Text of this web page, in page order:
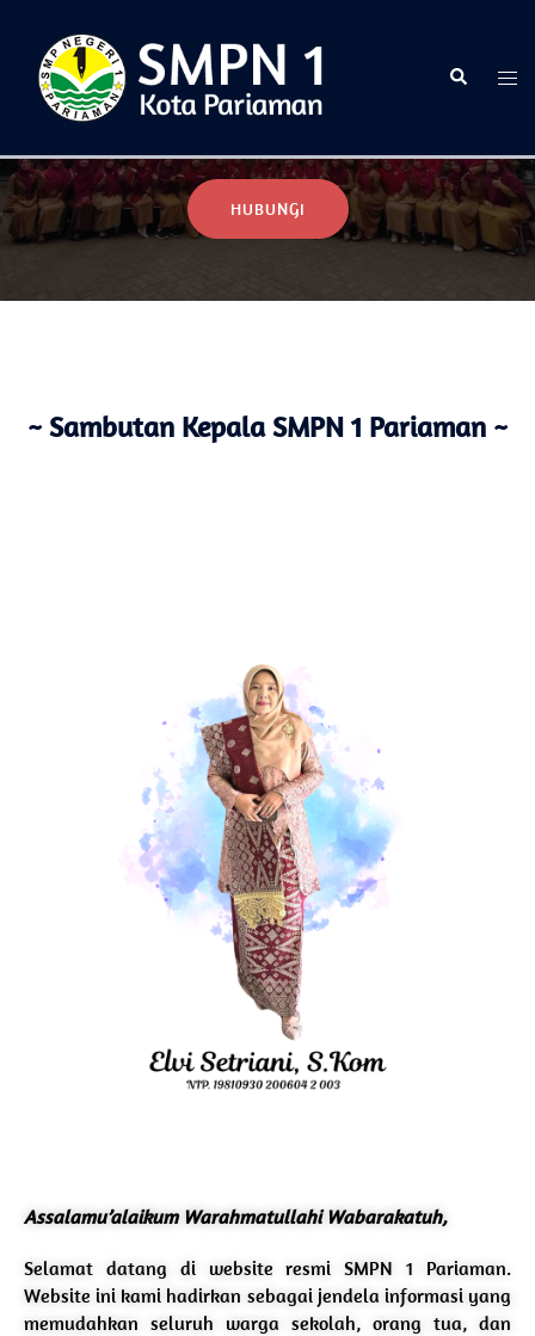
HUBUNGI
~ Sambutan Kepala SMPN 1 Pariaman ~
Assalamu’alaikum Warahmatullahi Wabarakatuh,
Selamat datang di website resmi SMPN 1 Pariaman.
Website ini kami hadirkan sebagai jendela informasi yang
memudahkan seluruh warga sekolah, orang tua, dan